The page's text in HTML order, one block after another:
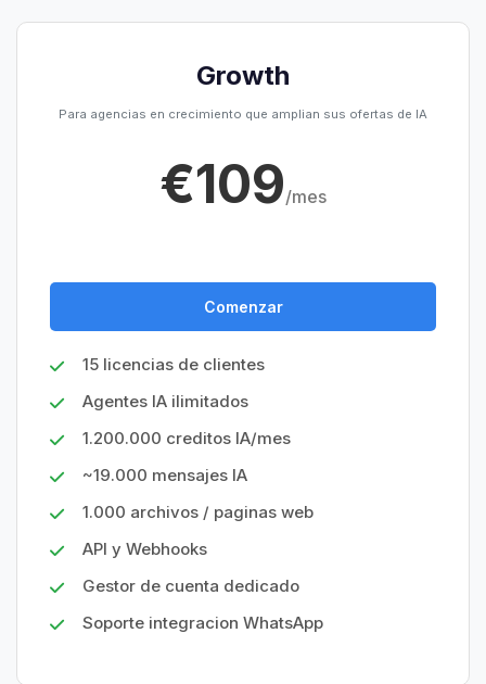
Growth
Para agencias en crecimiento que amplian sus ofertas de IA
€109/mes
Comenzar
15 licencias de clientes
Agentes IA ilimitados
1.200.000 creditos IA/mes
~19.000 mensajes IA
1.000 archivos / paginas web
API y Webhooks
Gestor de cuenta dedicado
Soporte integracion WhatsApp